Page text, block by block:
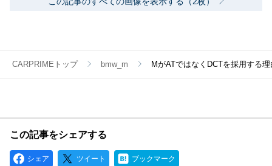
CARPRIMEトップ bmw_m MがATではなくDCTを採用する
この記事をシェアする
シェア ツイート ブックマーク